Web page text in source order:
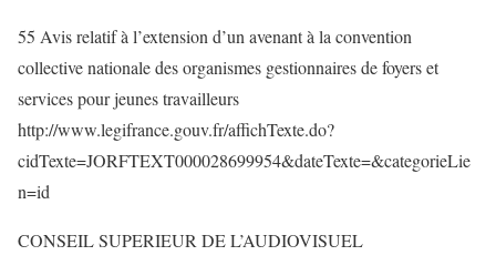
55 Avis relatif à l’extension d’un avenant à la convention
collective nationale des organismes gestionnaires de foyers et
services pour jeunes travailleurs
http://www.legifrance.gouv.fr/affichTexte.do?
cidTexte=JORFTEXT000028699954&dateTexte=&categorieLie
n=id
CONSEIL SUPERIEUR DE L’AUDIOVISUEL